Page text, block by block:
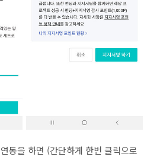
동을 하면 (간단하게 한번 클릭으로